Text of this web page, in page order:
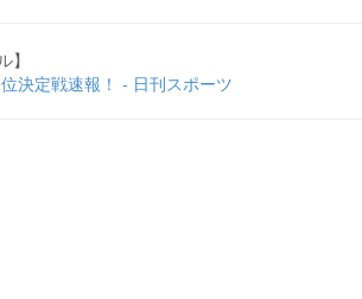
決定戦速報！ - 日刊スポーツ